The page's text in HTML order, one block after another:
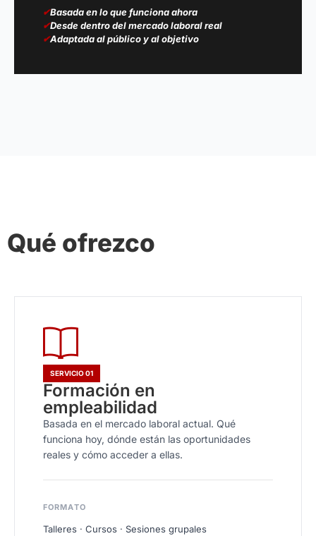
✔Basada en lo que funciona ahora
✔Desde dentro del mercado laboral real
✔Adaptada al público y al objetivo
Qué ofrezco
SERVICIO 01
Formación en
empleabilidad
Basada en el mercado laboral actual. Qué
funciona hoy, dónde están las oportunidades
reales y cómo acceder a ellas.
FORMATO
Talleres · Cursos · Sesiones grupales